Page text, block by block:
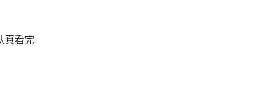
真看完